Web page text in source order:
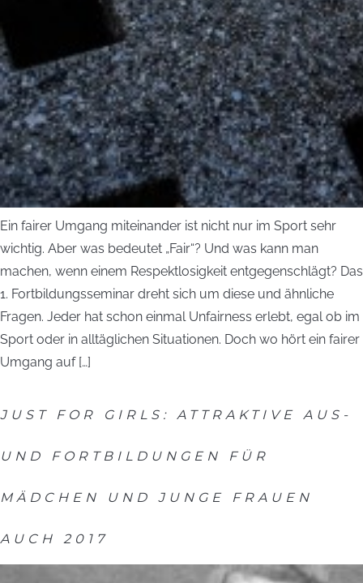
Ein fairer Umgang miteinander ist nicht nur im Sport sehr
wichtig. Aber was bedeutet „Fair“? Und was kann man
machen, wenn einem Respektlosigkeit entgegenschlägt? Das
1. Fortbildungsseminar dreht sich um diese und ähnliche
Fragen. Jeder hat schon einmal Unfairness erlebt, egal ob im
Sport oder in alltäglichen Situationen. Doch wo hört ein fairer
Umgang auf […]
JUST FOR GIRLS: ATTRAKTIVE AUS-
UND FORTBILDUNGEN FÜR
MÄDCHEN UND JUNGE FRAUEN
AUCH 2017